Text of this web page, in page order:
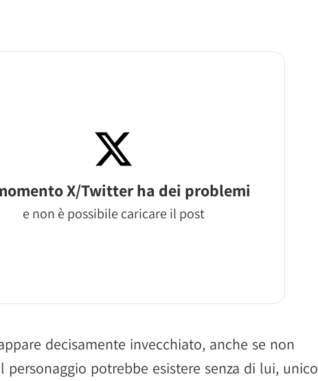
X/Twitter ha dei problemi
e non è possibile caricare il post
decisamente invecchiato, anche se non
personaggio potrebbe esistere senza di lui, unico